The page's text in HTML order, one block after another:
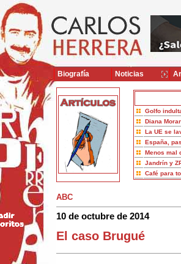
Golfo
Diana
La UE se
España,
Menos mal
Jandrín y
Café para
ABC
10 de octubre de 2014
El caso Brugué
Biografía Noticias